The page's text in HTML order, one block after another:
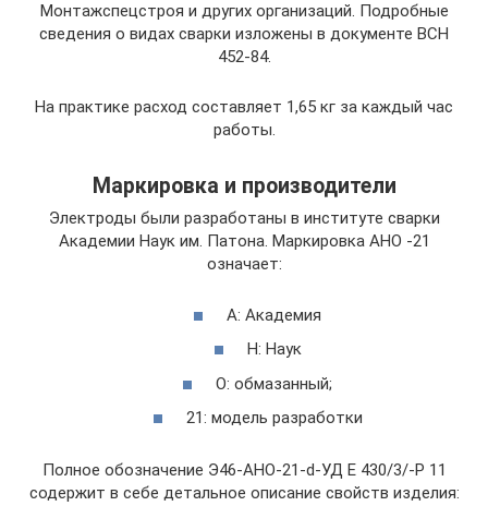
Монтажспецстроя и других организаций. Подробные
сведения о видах сварки изложены в документе ВСН
452-84.
На практике расход составляет 1,65 кг за каждый час
работы.
Маркировка и производители
Электроды были разработаны в институте сварки
Академии Наук им. Патона. Маркировка АНО -21
означает:
А: Академия
Н: Наук
О: обмазанный;
21: модель разработки
Полное обозначение Э46-АНО-21-d-УД Е 430/3/-Р 11
содержит в себе детальное описание свойств изделия: